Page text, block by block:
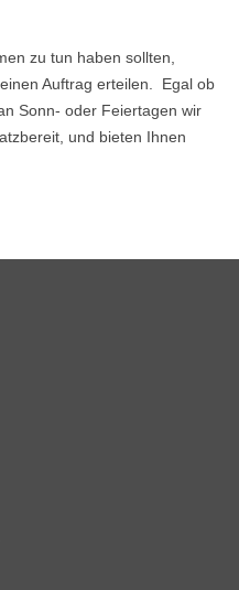
zu tun haben sollten,
Auftrag erteilen. Egal ob
Sonn- oder Feiertagen wir
und bieten Ihnen